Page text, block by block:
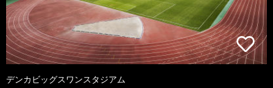
デンカビッグスワンスタジアム